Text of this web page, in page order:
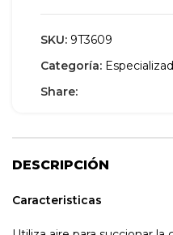
SKU: 9T3609
Categoría:
Share:
DESCRIPCIÓN
Caracteristicas